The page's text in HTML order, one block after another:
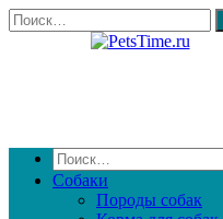
Собаки
Породы собак